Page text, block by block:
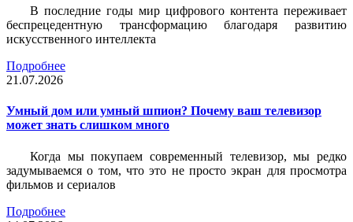
В последние годы мир цифрового контента переживает
беспрецедентную трансформацию благодаря развитию
искусственного интеллекта
Подробнее
21.07.2026
Умный дом или умный шпион? Почему ваш телевизор
может знать слишком много
Когда мы покупаем современный телевизор, мы редко
задумываемся о том, что это не просто экран для просмотра
фильмов и сериалов
Подробнее